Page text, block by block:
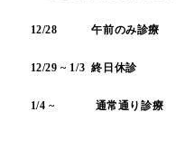
12/28 午前のみ診療
12/29 ~ 1/3 終日休診
1/4 ~ 通常通り診療